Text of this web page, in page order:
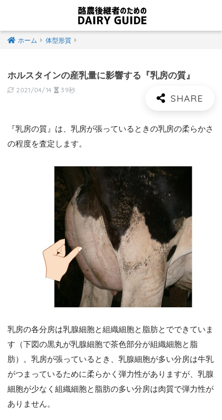
ホーム 体型形質
ホルスタインの産乳量に影響する『乳房の質』
2021/04/14 39秒
『乳房の質』は、乳房が張っているときの乳房の柔らかさ
の程度を査定します。
乳房の各分房は乳腺細胞と組織細胞と脂肪とでできていま
す（下図の黒丸が乳腺細胞で茶色部分が組織細胞と脂
肪）。乳房が張っているとき、乳腺細胞が多い分房は牛乳
がつまっているために柔らかく弾力性がありますが、乳腺
細胞が少なく組織細胞と脂肪の多い分房は肉質で弾力性が
ありません。